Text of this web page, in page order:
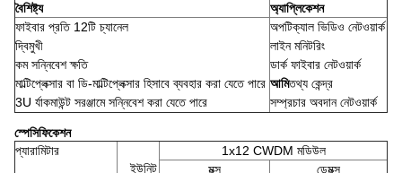
বৈশিষ্ট্য
অ্যাপ্লিকেশন
ফাইবার প্রতি 12টি চ্যানেল
দ্বিমুখী
কম সন্নিবেশ ক্ষতি
মাল্টিপ্লেক্সার বা ডি-মাল্টিপ্লেক্সার হিসাবে ব্যবহার করা যেতে পারে
3U র্যাকমাউন্ট সরঞ্জামে সন্নিবেশ করা যেতে পারে
অপটিক্যাল ভিডিও নেটওয়ার্ক
লাইন মনিটরিং
ডার্ক ফাইবার নেটওয়ার্ক
আমিতথ্য কেন্দ্র
সম্প্রচার অবদান নেটওয়ার্ক
স্পেসিফিকেশন
প্যারামিটার
ইউনিট
1x12 CWDM মডিউল
মুক্স
ডেমুক্স